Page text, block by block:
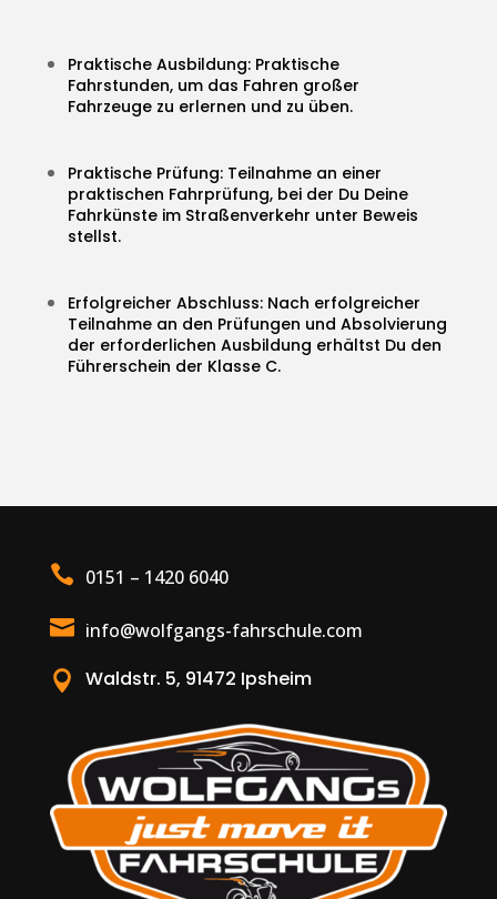
Praktische Ausbildung: Praktische
Fahrstunden, um das Fahren großer
Fahrzeuge zu erlernen und zu üben.
Praktische Prüfung: Teilnahme an einer
praktischen Fahrprüfung, bei der Du Deine
Fahrkünste im Straßenverkehr unter Beweis
stellst.
Erfolgreicher Abschluss: Nach erfolgreicher
Teilnahme an den Prüfungen und Absolvierung
der erforderlichen Ausbildung erhältst Du den
Führerschein der Klasse C.
 0151 – 1420 6040
 info@wolfgangs-fahrschule.com
 Waldstr. 5, 91472 Ipsheim